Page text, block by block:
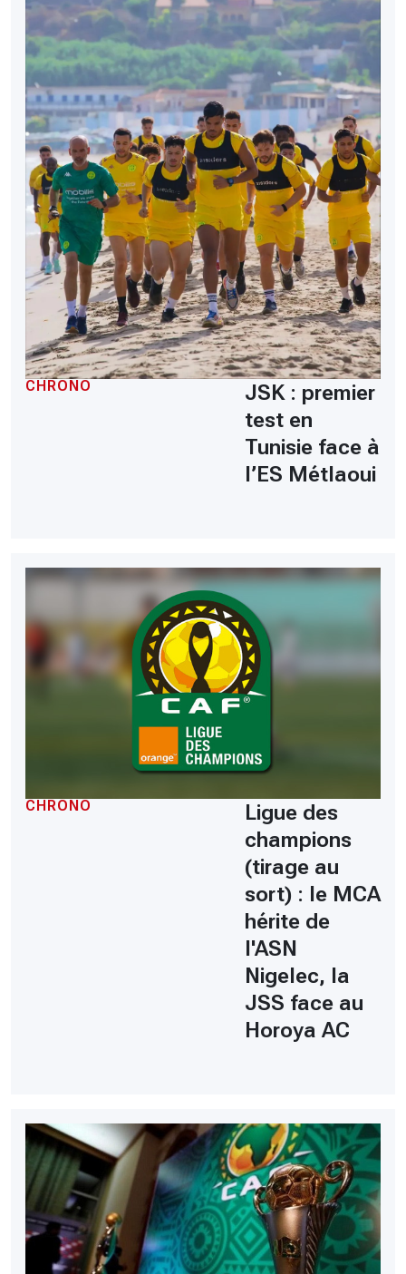
CHRONO
JSK : premier
test en
Tunisie face à
l’ES Métlaoui
CHRONO
Ligue des
champions
(tirage au
sort) : le MCA
hérite de
l'ASN
Nigelec, la
JSS face au
Horoya AC